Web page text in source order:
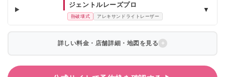
ジェントルレーズプロ
熱破壊式 アレキサンドライトレーザー
▼
詳しい料金・店舗詳細・地図を見る